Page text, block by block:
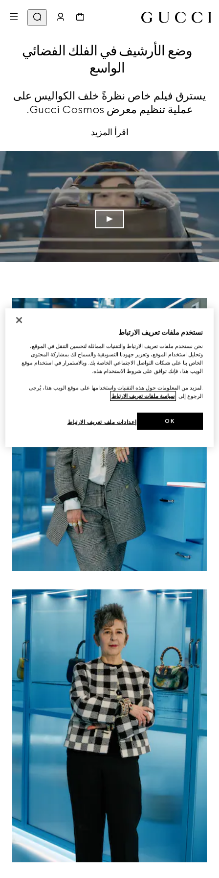
وضع الأرشيف في الفلك الفضائي
الواسع
يسترق فيلم خاص نظرةً خلف الكواليس على
عملية تنظيم معرض Gucci Cosmos.
اقرأ المزيد
نستخدم ملفات تعريف الارتباط
نحن نستخدم ملفات تعريف الارتباط والتقنيات المماثلة لتحسين التنقل في الموقع،
وتحليل استخدام الموقع، وتعزيز جهودنا التسويقية والسماح لك بمشاركة المحتوى
الخاص بنا على شبكات التواصل الاجتماعي الخاصة بك. وبالاستمرار في استخدام موقع
الويب هذا، فإنك توافق على شروط الاستخدام هذه.
.لمزيد من المعلومات حول هذه التقنيات واستخدامها على موقع الويب هذا، يُرجى
الرجوع إلى سياسة ملفات تعريف الارتباط
إعدادات ملف تعريف الارتباط OK